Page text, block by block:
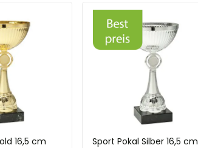
16,5 cm
Sport Pokal Silber 16,5 cm